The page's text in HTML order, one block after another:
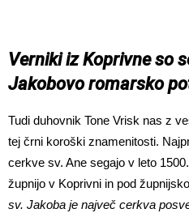
Verniki iz Koprivne so
Jakobovo romarsko
Tudi duhovnik Tone Vrisk nas z
tej črni koroški znamenitosti.
cerkve sv. Ane segajo v leto
župnijo v Koprivni in pod
sv. Jakoba je največ cerkva